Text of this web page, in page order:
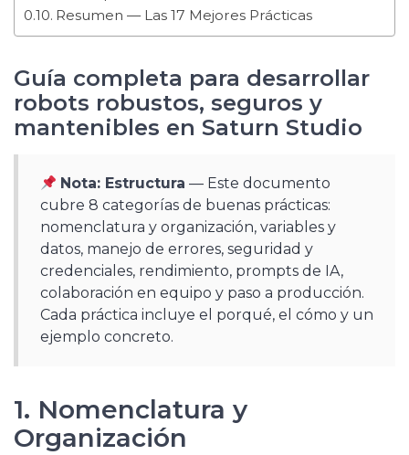
Resumen — Las 17 Mejores Prácticas
Guía completa para desarrollar
robots robustos, seguros y
mantenibles en Saturn Studio
Nota: Estructura — Este documento
cubre 8 categorías de buenas prácticas:
nomenclatura y organización, variables y
datos, manejo de errores, seguridad y
credenciales, rendimiento, prompts de IA,
colaboración en equipo y paso a producción.
Cada práctica incluye el porqué, el cómo y un
ejemplo concreto.
1. Nomenclatura y
Organización